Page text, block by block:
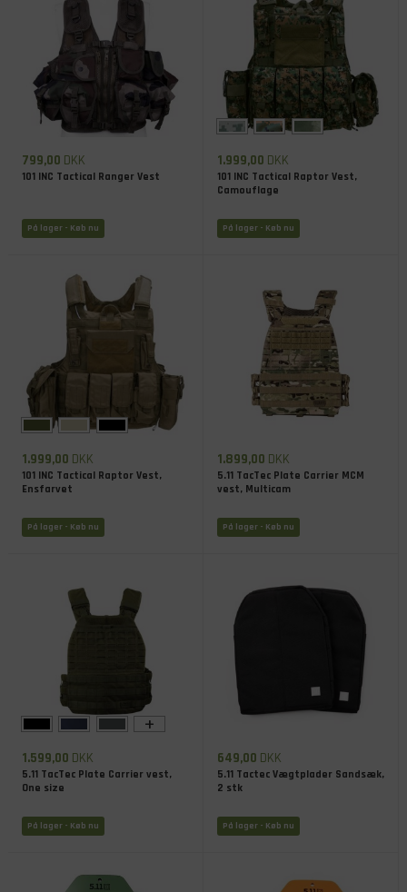
799,00 DKK
101 INC Tactical Ranger Vest
På lager - Køb nu
1.999,00 DKK
101 INC Tactical Raptor Vest,
Camouflage
På lager - Køb nu
1.999,00 DKK
101 INC Tactical Raptor Vest,
Ensfarvet
På lager - Køb nu
1.899,00 DKK
5.11 TacTec Plate Carrier MCM
vest, Multicam
På lager - Køb nu
+
1.599,00 DKK
5.11 TacTec Plate Carrier vest,
One size
På lager - Køb nu
649,00 DKK
5.11 Tactec Vægtplader Sandsæk,
2 stk
På lager - Køb nu